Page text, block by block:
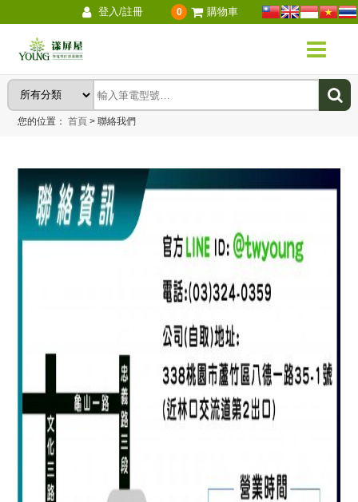
登入/註冊 0 購物車
您的位置：首頁 > 聯絡我們